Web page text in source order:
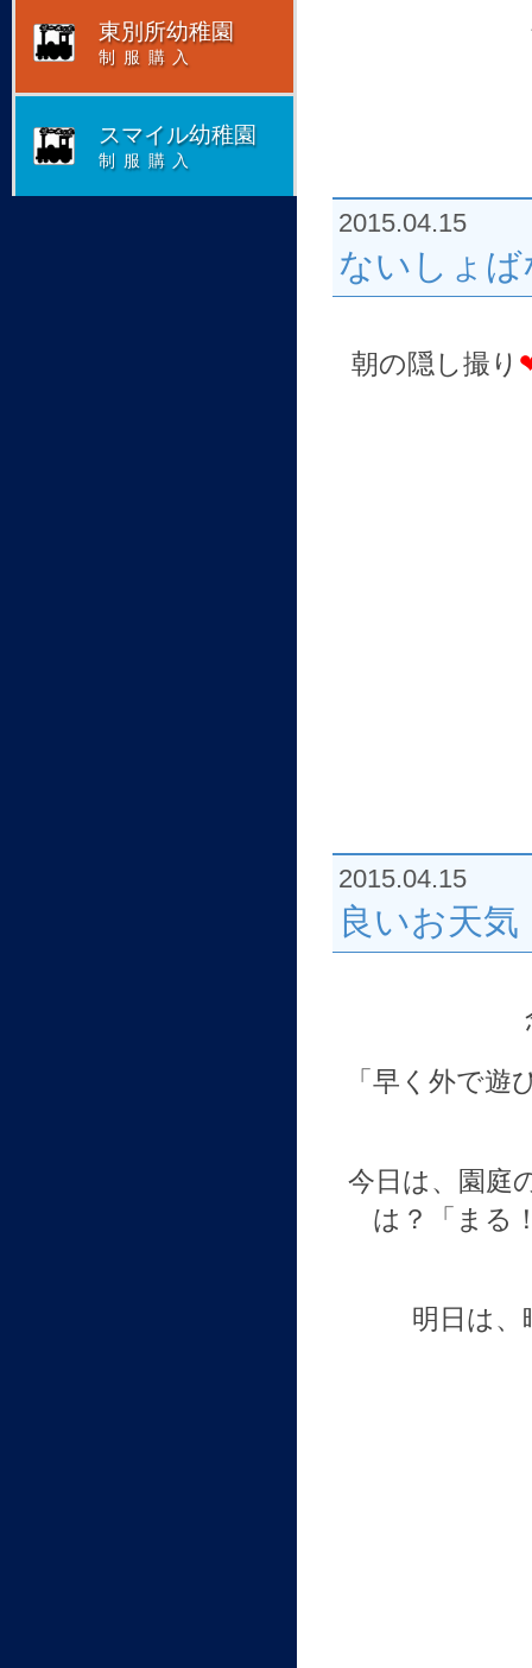
2015.04.15
ないしょ
朝の隠し撮り
2015.04.15
良いお天気
「早く外で
今日は、園庭
は？「まる
明日は
東別所幼稚園
制服購入
スマイル幼稚園
制服購入